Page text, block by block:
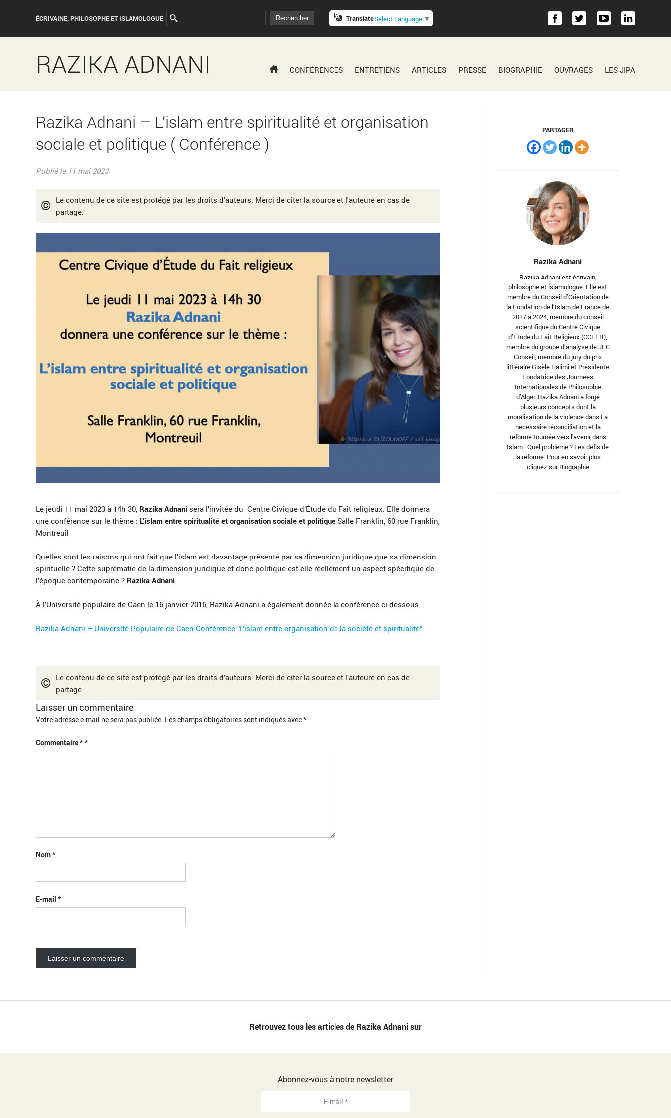
ÉCRIVAINE, PHILOSOPHE ET ISLAMOLOGUE TranslateSelect Language ▼
RAZIKA ADNANI CONFÉRENCES ENTRETIENS ARTICLES PRESSE BIOGRAPHIE OUVRAGES LES JIPA
Razika Adnani – L’islam entre spiritualité et organisation
sociale et politique ( Conférence )
Publié le 11 mai 2023
© Le contenu de ce site est protégé par les droits d’auteurs. Merci de citer la source et l'auteure en cas de
partage.
Le jeudi 11 mai 2023 à 14h 30, Razika Adnani sera l’invitée du Centre Civique d’Étude du Fait religieux. Elle donnera
une conférence sur le thème : L’islam entre spiritualité et organisation sociale et politique Salle Franklin, 60 rue Franklin,
Montreuil
Quelles sont les raisons qui ont fait que l’islam est davantage présenté par sa dimension juridique que sa dimension
spirituelle ? Cette suprématie de la dimension juridique et donc politique est-elle réellement un aspect spécifique de
l’époque contemporaine ? Razika Adnani
À l’Université populaire de Caen le 16 janvier 2016, Razika Adnani a également donnée la conférence ci-dessous
Razika Adnani – Université Populaire de Caen-Conférence “L’islam entre organisation de la société et spiritualité”
© Le contenu de ce site est protégé par les droits d’auteurs. Merci de citer la source et l'auteure en cas de
partage.
Laisser un commentaire
Votre adresse e-mail ne sera pas publiée. Les champs obligatoires sont indiqués avec*
Commentaire*
Nom*
E-mail *
PARTAGER
Razika Adnani
Razika Adnani est écrivain,
philosophe et islamologue. Elle est
membre du Conseil d’Orientation de
la Fondation de l’Islam de France de
2017 à 2024, membre du conseil
scientifique du Centre Civique
d’Étude du Fait Religieux (CCEFR),
membre du groupe d’analyse de JFC
Conseil, membre du jury du prix
littéraire Gisèle Halimi et Présidente
Fondatrice des Journées
Internationales de Philosophie
d’Alger. Razika Adnani a forgé
plusieurs concepts dont la
moralisation de la violence dans La
nécessaire réconciliation et la
réforme tournée vers l'avenir dans
Islam : Quel problème ? Les défis de
la réforme. Pour en savoir plus
cliquez sur Biographie
Retrouvez tous les articles de Razika Adnani sur
Abonnez-vous à notre newsletter